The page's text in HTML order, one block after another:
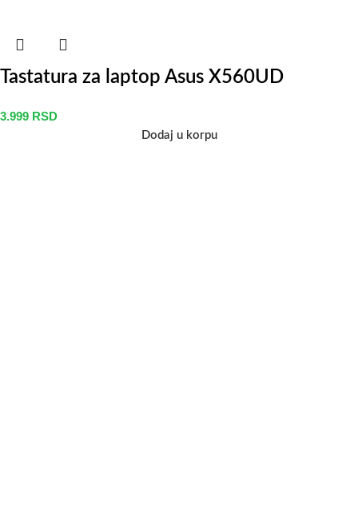
Tastatura za laptop Asus X560UD
3.999 RSD
Dodaj u korpu